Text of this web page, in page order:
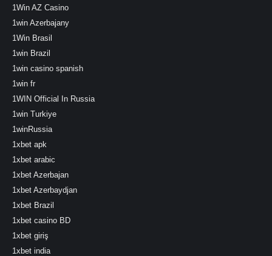
1Win AZ Casino
1win Azerbajany
1Win Brasil
1win Brazil
1win casino spanish
1win fr
1WIN Official In Russia
1win Turkiye
1winRussia
1xbet apk
1xbet arabic
1xbet Azerbajan
1xbet Azerbaydjan
1xbet Brazil
1xbet casino BD
1xbet giriş
1xbet india